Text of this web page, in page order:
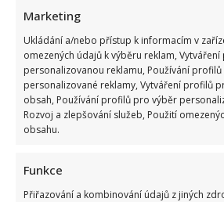
Marketing
Ukládání a/nebo přístup k informacím v
omezených údajů k výběru reklam,
personalizovanou reklamu, Používání profilů
personalizované reklamy, Vytváření profilů
obsah, Používání profilů pro výběr
Rozvoj a zlepšování služeb, Použití
obsahu.
Funkce
Přiřazování a kombinování údajů z jiných